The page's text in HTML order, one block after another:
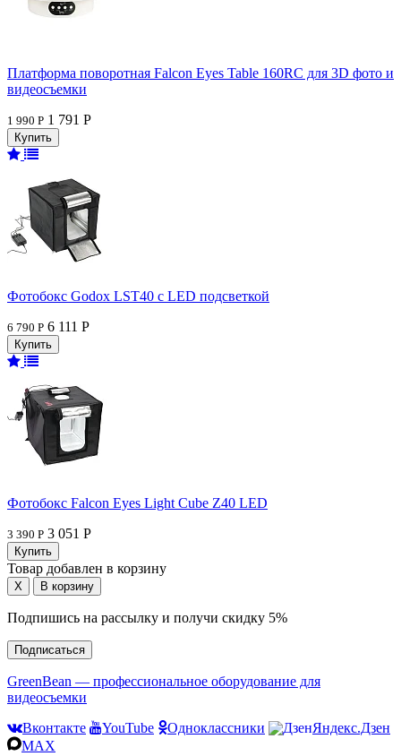
Платформа поворотная Falcon Eyes Table 160RC для 3D фото и
видеосъемки
1 990 Р 1 791 Р
Фотобокс Godox LST40 с LED подсветкой
6 790 Р 6 111 Р
Фотобокс Falcon Eyes Light Cube Z40 LED
3 390 Р 3 051 Р
Товар добавлен в корзину
Подпишись на рассылку и получи скидку 5%
Подписаться
GreenBean — профессиональное оборудование для
видеосъемки
Вконтакте
YouTube Одноклассники
Яндекс.Дзен
MAX